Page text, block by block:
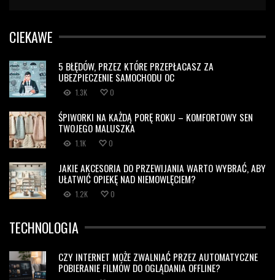
CIEKAWE
5 BŁĘDÓW, PRZEZ KTÓRE PRZEPŁACASZ ZA
UBEZPIECZENIE SAMOCHODU OC
1.3K 0
ŚPIWORKI NA KAŻDĄ PORĘ ROKU – KOMFORTOWY SEN
TWOJEGO MALUSZKA
1.1K 0
JAKIE AKCESORIA DO PRZEWIJANIA WARTO WYBRAĆ, ABY
UŁATWIĆ OPIEKĘ NAD NIEMOWLĘCIEM?
1.2K 0
TECHNOLOGIA
CZY INTERNET MOŻE ZWALNIAĆ PRZEZ AUTOMATYCZNE
POBIERANIE FILMÓW DO OGLĄDANIA OFFLINE?